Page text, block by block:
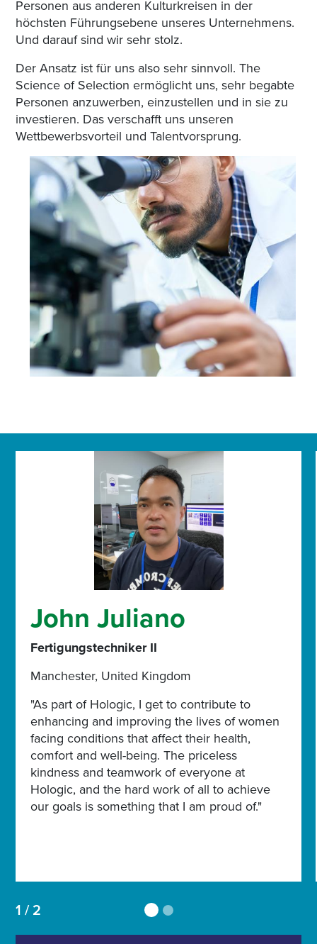
Personen aus anderen Kulturkreisen in der
höchsten Führungsebene unseres Unternehmens.
Und darauf sind wir sehr stolz.
Der Ansatz ist für uns also sehr sinnvoll. The
Science of Selection ermöglicht uns, sehr begabte
Personen anzuwerben, einzustellen und in sie zu
investieren. Das verschafft uns unseren
Wettbewerbsvorteil und Talentvorsprung.
John Juliano
Fertigungstechniker II
Manchester, United Kingdom
"As part of Hologic, I get to contribute to
enhancing and improving the lives of women
facing conditions that affect their health,
comfort and well-being. The priceless
kindness and teamwork of everyone at
Hologic, and the hard work of all to achieve
our goals is something that I am proud of."
1 / 2